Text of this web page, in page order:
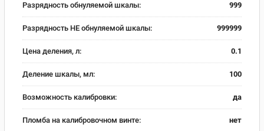
Разрядность обнуляемой шкалы: 999
Разрядность НЕ обнуляемой шкалы: 999999
Цена деления, л: 0.1
Деление шкалы, мл: 100
Возможность калибровки: да
Пломба на калибровочном винте: нет